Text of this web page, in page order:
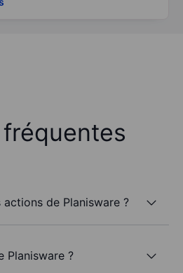
de Planisware ?
Planisware ?